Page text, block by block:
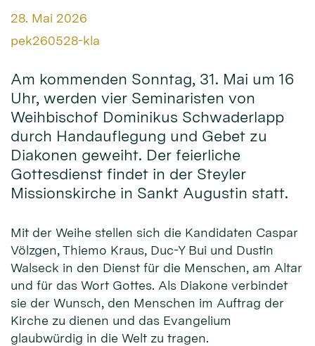
Datum:
28. Mai 2026
Von:
pek260528-kla
Am kommenden Sonntag, 31. Mai um 16
Uhr, werden vier Seminaristen von
Weihbischof Dominikus Schwaderlapp
durch Handauflegung und Gebet zu
Diakonen geweiht. Der feierliche
Gottesdienst findet in der Steyler
Missionskirche in Sankt Augustin statt.
Mit der Weihe stellen sich die Kandidaten Caspar
Völzgen, Thiemo Kraus, Duc-Y Bui und Dustin
Walseck in den Dienst für die Men­schen, am Altar
und für das Wort Gottes. Als Diakone verbindet
sie der Wunsch, den Menschen im Auftrag der
Kirche zu dienen und das Evangelium
glaubwürdig in die Welt zu tragen.